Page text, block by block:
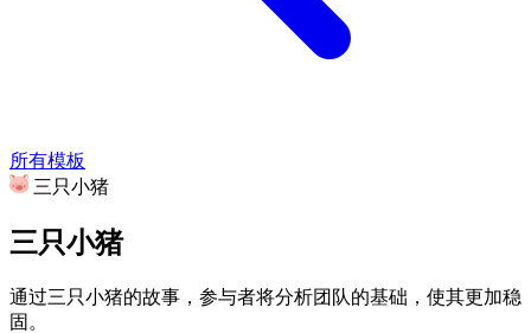
所有模板
三只小猪
三只小猪
通过三只小猪的故事，参与者将分析团队的基础，使其更加稳
固。